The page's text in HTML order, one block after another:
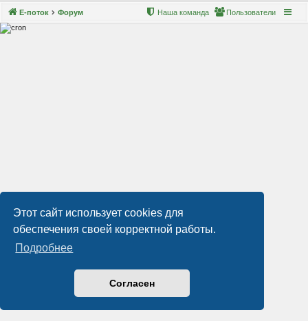
Этот сайт использует cookies для
обеспечения своей корректной работы.
Подробнее
Согласен
Е-поток Форум Пользователи
Наша команда